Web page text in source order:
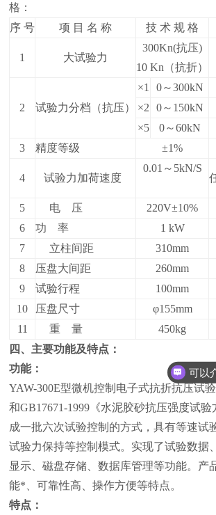
格：
序 号
项 目 名 称 技 术 规 格
1 大试验力
300Kn(抗压)
10 Kn（抗折）
2 试验力分档（抗压）
×1
0～300kN
×2
0～150kN
×5
0～60kN
3
精度等级 ±1%
4 试验力加荷速度
0.01～5kN/S
5 电 压
220V±10%
6
功 率
1 kW
7
立柱间距
310mm
8
压盘大间距
260mm
9
试验行程
100mm
10
压盘尺寸
φ155mm
11
重 量
450kg
四、主要功能及特点：
功能：
YAW-300E型微机控制电子式抗折抗压试
和GB17671-1999《水泥胶砂抗压强度试
成一批六次试验控制的方式，具有等速试
试验力保持等控制模式。实现了试验数据
显示、磁盘存储、数据库管理等功能。产
能*、可靠性高、操作方便等特点。
特点：